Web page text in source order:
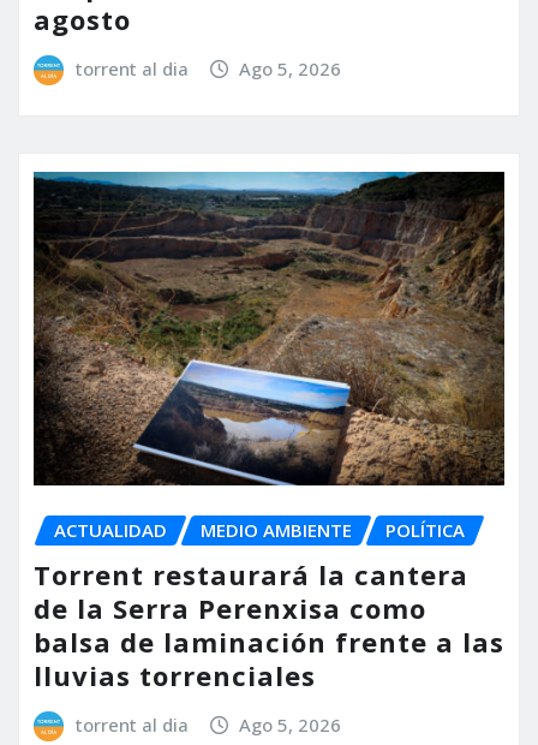
agosto
torrent al dia Ago 5, 2026
ACTUALIDAD MEDIO AMBIENTE POLÍTICA
Torrent restaurará la cantera
de la Serra Perenxisa como
balsa de laminación frente a las
lluvias torrenciales
torrent al dia Ago 5, 2026